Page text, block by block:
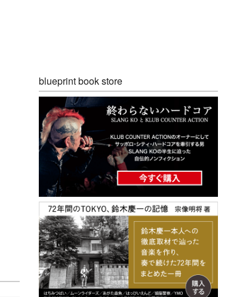
blueprint book store